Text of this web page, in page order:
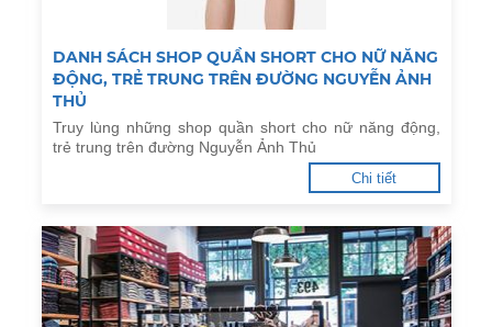
DANH SÁCH SHOP QUẦN SHORT CHO NỮ NĂNG
ĐỘNG, TRẺ TRUNG TRÊN ĐƯỜNG NGUYỄN ẢNH
THỦ
Truy lùng những shop quần short cho nữ năng động,
trẻ trung trên đường Nguyễn Ảnh Thủ
Chi tiết